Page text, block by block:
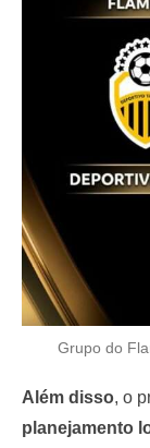
Grupo do
Além disso, o
planejamento